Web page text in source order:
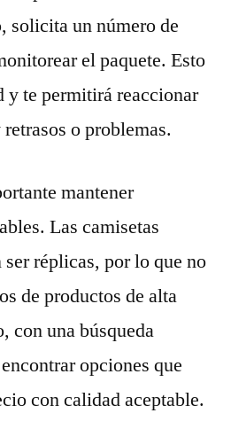
solicita un número de
el paquete. Esto
y te permitirá reaccionar
o problemas.
mantener
Las camisetas
réplicas, por lo que no
de productos de alta
con una búsqueda
opciones que
con calidad aceptable.